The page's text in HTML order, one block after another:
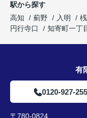
駅から探す
高知
薊野 入明
円行寺口
知寄町一丁
有
0120-927-255
〒780-0824